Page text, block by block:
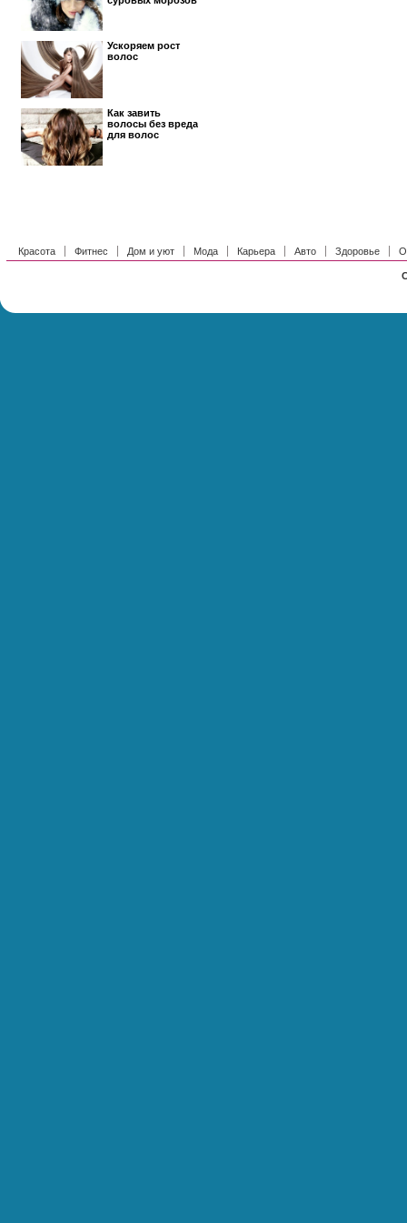
Ускоряем рост
волос
Как завить
волосы без вреда
для волос
Красота Фитнес Дом и уют Мода Карьера Авто Здоровье